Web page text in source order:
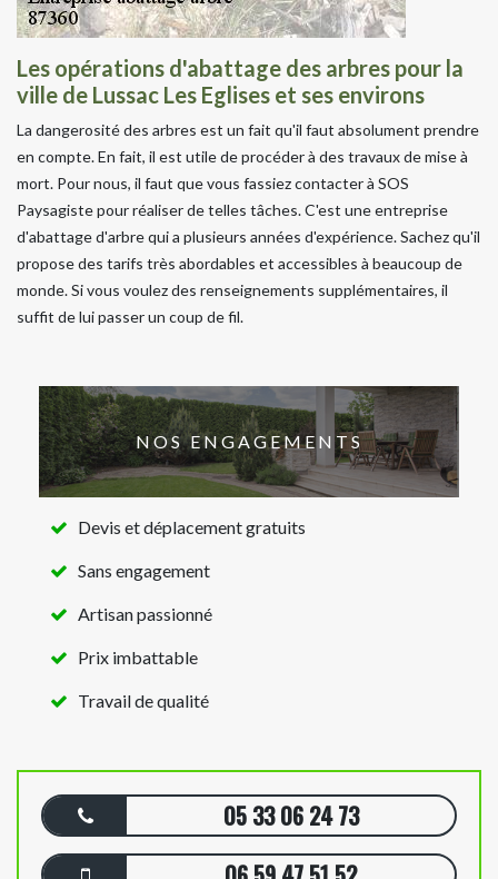
Les opérations d'abattage des arbres pour la
ville de Lussac Les Eglises et ses environs
La dangerosité des arbres est un fait qu'il faut absolument prendre
en compte. En fait, il est utile de procéder à des travaux de mise à
mort. Pour nous, il faut que vous fassiez contacter à SOS
Paysagiste pour réaliser de telles tâches. C'est une entreprise
d'abattage d'arbre qui a plusieurs années d'expérience. Sachez qu'il
propose des tarifs très abordables et accessibles à beaucoup de
monde. Si vous voulez des renseignements supplémentaires, il
suffit de lui passer un coup de fil.
NOS ENGAGEMENTS
Devis et déplacement gratuits
Sans engagement
Artisan passionné
Prix imbattable
Travail de qualité
05 33 06 24 73